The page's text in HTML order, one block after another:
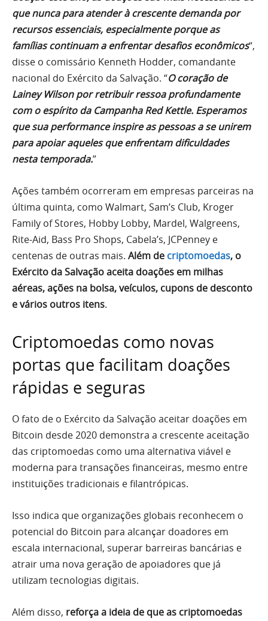
que nunca para atender à crescente demanda por
recursos essenciais, especialmente porque as
famílias continuam a enfrentar desafios econômicos“,
disse o comissário Kenneth Hodder, comandante
nacional do Exército da Salvação. “O coração de
Lainey Wilson por retribuir ressoa profundamente
com o espírito da Campanha Red Kettle. Esperamos
que sua performance inspire as pessoas a se unirem
para apoiar aqueles que enfrentam dificuldades
nesta temporada.”
Ações também ocorreram em empresas parceiras na
última quinta, como Walmart, Sam’s Club, Kroger
Family of Stores, Hobby Lobby, Mardel, Walgreens,
Rite-Aid, Bass Pro Shops, Cabela’s, JCPenney e
centenas de outras mais. Além de criptomoedas, o
Exército da Salvação aceita doações em milhas
aéreas, ações na bolsa, veículos, cupons de desconto
e vários outros itens.
Criptomoedas como novas
portas que facilitam doações
rápidas e seguras
O fato de o Exército da Salvação aceitar doações em
Bitcoin desde 2020 demonstra a crescente aceitação
das criptomoedas como uma alternativa viável e
moderna para transações financeiras, mesmo entre
instituições tradicionais e filantrópicas.
Isso indica que organizações globais reconhecem o
potencial do Bitcoin para alcançar doadores em
escala internacional, superar barreiras bancárias e
atrair uma nova geração de apoiadores que já
utilizam tecnologias digitais.
Além disso, reforça a ideia de que as criptomoedas